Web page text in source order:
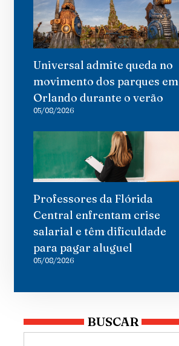
Universal admite queda no
movimento dos parques em
Orlando durante o verão
05/08/2026
Professores da Flórida
Central enfrentam crise
salarial e têm dificuldade
para pagar aluguel
05/08/2026
BUSCAR